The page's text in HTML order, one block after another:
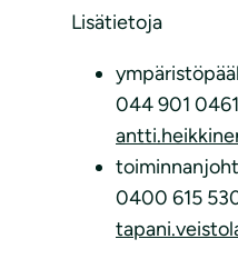
Lisätietoja
044 901
0400 615